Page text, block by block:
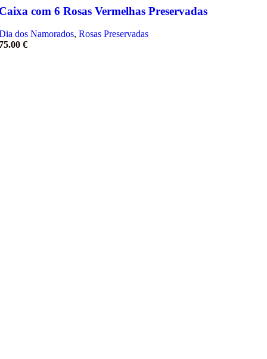
com 6 Rosas Vermelhas Preservadas
dos Namorados, Rosas Preservadas
€